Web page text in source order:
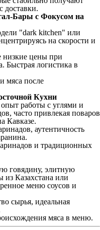
доставки.
Бары с Фокусом на
"dark kitchen" или
на скорости и
низкие цены при
Быстрая логистика в
мяса после
Кухни
работы с углями и
часто привлекая поваров
Кавказе.
аутентичность
и традиционных
говядину, элитную
Казахстана или
меню соусов и
сырья, идеальная
мяса в меню.